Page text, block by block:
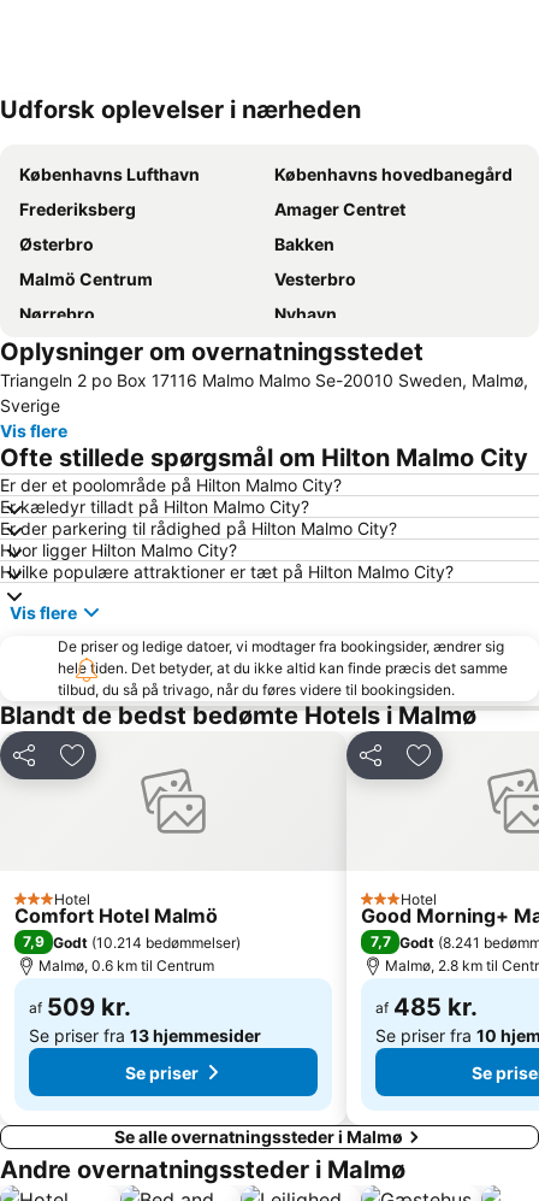
Udvid kort
Udforsk oplevelser i nærheden
Københavns Lufthavn
Københavns hovedbanegård
Frederiksberg
Amager Centret
Østerbro
Bakken
Malmö Centrum
Vesterbro
Nørrebro
Nyhavn
Tivoli
Valbyparken
Ørestad
Parken Stadium
Rådhuspladsen
Bella Center
Kongens Nytorv
Operaen
Christianshavn
Nørreport station
Malmö Centralstation
Indre By
Royal Copenhagen
Islands Brygge
Christiania
Christiansborg Palace
Söderåsens Nationalpark
Frederiksberg Centret
Rødovre Centrum
Malmö Arena
Lilla Torg
Brøndby Stadion
Amalienborg Slot
Hundige
Home of Carlsberg
Copenhagen Port
Vor Frue Kirke - Københavns Domkirke
Vallensbæk
Gamla Stan
Stortorget
Oplysninger om overnatningsstedet
Triangeln 2 po Box 17116 Malmo Malmo Se-20010 Sweden, Malmø,
Sverige
Vis flere
Ofte stillede spørgsmål om Hilton Malmo City
Er der et poolområde på Hilton Malmo City?
Er kæledyr tilladt på Hilton Malmo City?
Er der parkering til rådighed på Hilton Malmo City?
Hvor ligger Hilton Malmo City?
Hvilke populære attraktioner er tæt på Hilton Malmo City?
Vis flere
De priser og ledige datoer, vi modtager fra bookingsider, ændrer sig
hele tiden. Det betyder, at du ikke altid kan finde præcis det samme
tilbud, du så på trivago, når du føres videre til bookingsiden.
Blandt de bedst bedømte Hotels i Malmø
Del Føj til favoritter
3 Stjerner
Hotel
Comfort Hotel Malmö
7,9 Godt (10.214 bedømmelser)
Malmø, 0.6 km til Centrum
af 509 kr.
Se priser fra 13 hjemmesider
Se priser
Del Føj til
3 Stjerner
Hotel
Good Morning+
7,7 Godt (8.241
Malmø, 2.8 km til
af 485 kr.
Se priser fra 10
Se
Se alle overnatningssteder i Malmø
Andre overnatningssteder i Malmø